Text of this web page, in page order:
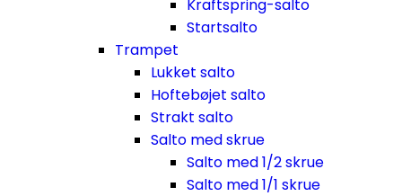
Kraftspring-salto
Startsalto
Trampet
Lukket salto
Hoftebøjet salto
Strakt salto
Salto med skrue
Salto med 1/2 skrue
Salto med 1/1 skrue